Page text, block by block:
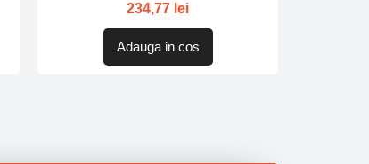
234,77 lei
Adauga in cos